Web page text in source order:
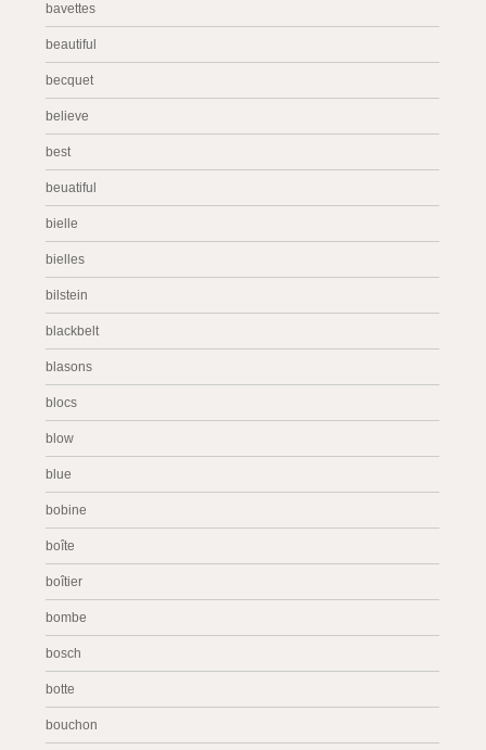
bavettes
beautiful
becquet
believe
best
beuatiful
bielle
bielles
bilstein
blackbelt
blasons
blocs
blow
blue
bobine
boîte
boîtier
bombe
bosch
botte
bouchon